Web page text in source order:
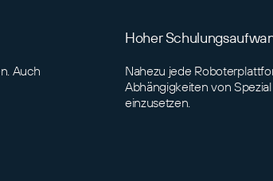
Auch
Hoher
Nahezu jede
Abhängigkeiten von
einzusetzen.